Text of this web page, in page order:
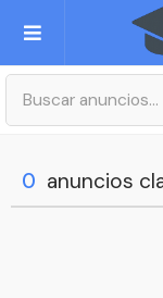
Publica tu
0 anuncios